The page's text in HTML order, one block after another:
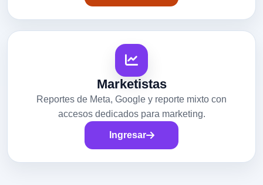
Marketistas
Reportes de Meta, Google y reporte mixto con
accesos dedicados para marketing.
Ingresar